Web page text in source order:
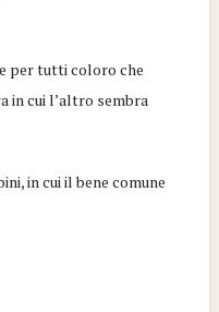
per tutti coloro che
in cui l’altro sembra
in cui il bene comune